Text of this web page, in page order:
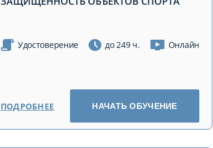
Удостоверение до 249 ч. Онлайн
ПОДРОБНЕЕ НАЧАТЬ ОБУЧЕНИЕ